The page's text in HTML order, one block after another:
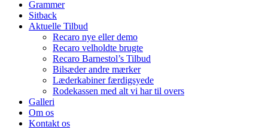
Grammer
Sitback
Aktuelle Tilbud
Recaro nye eller demo
Recaro velholdte brugte
Recaro Barnestol’s Tilbud
Bilsæder andre mærker
Læderkabiner færdigsyede
Rodekassen med alt vi har til overs
Galleri
Om os
Kontakt os